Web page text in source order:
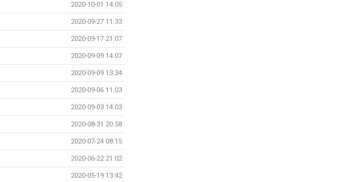
2020-10-01 14:05
2020-09-27 11:33
2020-09-17 21:07
2020-09-09 14:07
2020-09-09 13:34
2020-09-06 11:03
2020-09-03 14:03
2020-08-31 20:58
2020-07-24 08:15
2020-06-22 21:02
2020-05-19 13:42